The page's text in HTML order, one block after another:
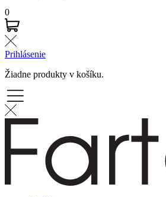
0
Prihlásenie
Žiadne produkty v košíku.